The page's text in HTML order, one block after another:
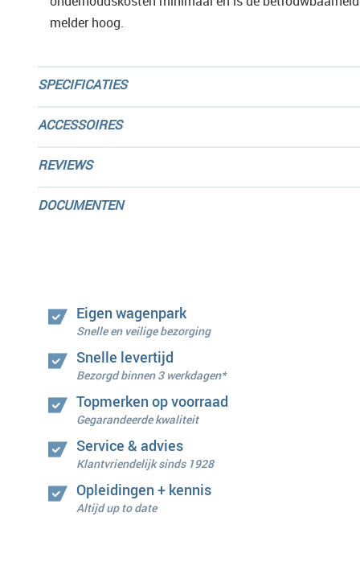
melder hoog.
SPECIFICATIES
ACCESSOIRES
REVIEWS
DOCUMENTEN
Eigen wagenpark
Snelle en veilige bezorging
Snelle levertijd
Bezorgd binnen 3 werkdagen*
Topmerken op voorraad
Gegarandeerde kwaliteit
Service & advies
Klantvriendelijk sinds 1928
Opleidingen + kennis
Altijd up to date